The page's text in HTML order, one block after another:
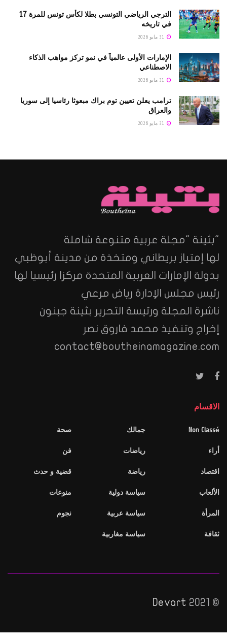
الترجي الرياضي التونسي بطلا لكأس تونس للمرة 17
في تاريخه
31 مايو 2026
الإمارات الأولى عالمياً في نمو تركز مواهب الذكاء
الاصطناعي
31 مايو 2026
ترامب يعلن تعيين توم براك مبعوثا رئاسيا إلى سوريا
والعراق
31 مايو 2026
"بثينة "مجلة عربية متنوعة شاملة
لها إمتياز بريطاني ومتخذة من مدينة أبوظبي
بدولة الإمارات العربية المتحدة مركزا رئيسيا لها
رئيس مجلس الإدارة رياض مرعي
ناشرة المجلة ورئيسة التحرير بثينة جبنون
إخراج وتنفيذ محمد فاروق نصر
contact@boutheinamagazine.com
الاقسام
Non Classé
أراء
اقتصاد
الألعاب
المرأة
ثقافة
جمالك
رياضات
رياضة
سياسة دولية
سياسة عربية
سياسة مغاربية
صحة
فن
قضية و حدث
منوعات
نجوم
© 2021
Devart